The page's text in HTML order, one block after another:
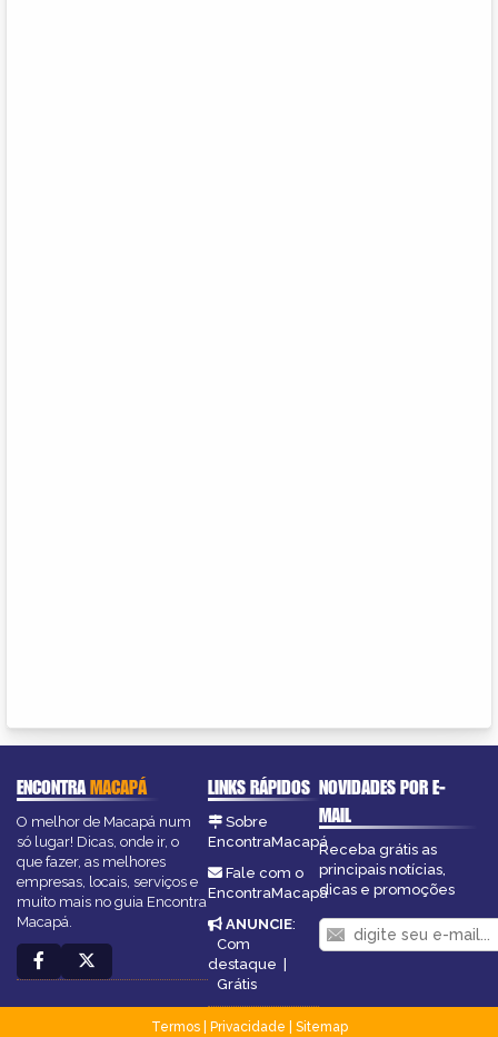
ENCONTRAMACAPÁ
O melhor de Macapá num
só lugar! Dicas, onde ir, o
que fazer, as melhores
empresas, locais, serviços e
muito mais no guia Encontra
Macapá.
LINKS RÁPIDOS
Sobre
EncontraMacapá
Fale com o
EncontraMacapá
ANUNCIE:
Com
destaque
Grátis
NOVIDADES POR E-
MAIL
Receba grátis as
principais notícias,
dicas e promoções
Termos| Privacidade
Sitemap